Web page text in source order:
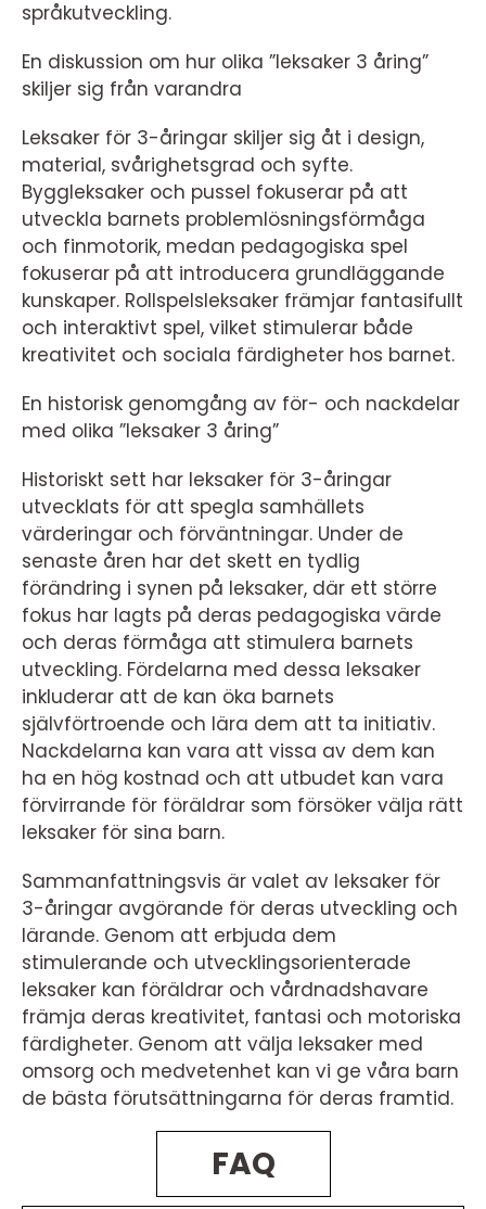
språkutveckling.
En diskussion om hur olika ”leksaker 3 åring”
skiljer sig från varandra
Leksaker för 3-åringar skiljer sig åt i design,
material, svårighetsgrad och syfte.
Byggleksaker och pussel fokuserar på att
utveckla barnets problemlösningsförmåga
och finmotorik, medan pedagogiska spel
fokuserar på att introducera grundläggande
kunskaper. Rollspelsleksaker främjar fantasifullt
och interaktivt spel, vilket stimulerar både
kreativitet och sociala färdigheter hos barnet.
En historisk genomgång av för- och nackdelar
med olika ”leksaker 3 åring”
Historiskt sett har leksaker för 3-åringar
utvecklats för att spegla samhällets
värderingar och förväntningar. Under de
senaste åren har det skett en tydlig
förändring i synen på leksaker, där ett större
fokus har lagts på deras pedagogiska värde
och deras förmåga att stimulera barnets
utveckling. Fördelarna med dessa leksaker
inkluderar att de kan öka barnets
självförtroende och lära dem att ta initiativ.
Nackdelarna kan vara att vissa av dem kan
ha en hög kostnad och att utbudet kan vara
förvirrande för föräldrar som försöker välja rätt
leksaker för sina barn.
Sammanfattningsvis är valet av leksaker för
3-åringar avgörande för deras utveckling och
lärande. Genom att erbjuda dem
stimulerande och utvecklingsorienterade
leksaker kan föräldrar och vårdnadshavare
främja deras kreativitet, fantasi och motoriska
färdigheter. Genom att välja leksaker med
omsorg och medvetenhet kan vi ge våra barn
de bästa förutsättningarna för deras framtid.
FAQ